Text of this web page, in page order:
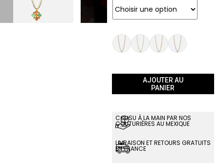
AJOUTER AU
PANIER
COUSU À LA MAIN PAR NOS
COUTURIÈRES AU MEXIQUE
LIVRAISON ET RETOURS GRATUITS
EN FRANCE